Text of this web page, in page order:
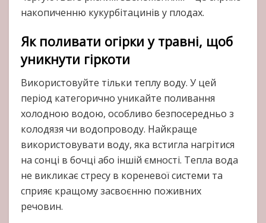
накопиченню кукурбітацинів у плодах.
Як поливати огірки у травні, щоб
уникнути гіркоти
Використовуйте тільки теплу воду. У цей
період категорично уникайте поливання
холодною водою, особливо безпосередньо з
колодязя чи водопроводу. Найкраще
використовувати воду, яка встигла нагрітися
на сонці в бочці або іншій ємності. Тепла вода
не викликає стресу в кореневої системи та
сприяє кращому засвоєнню поживних
речовин.